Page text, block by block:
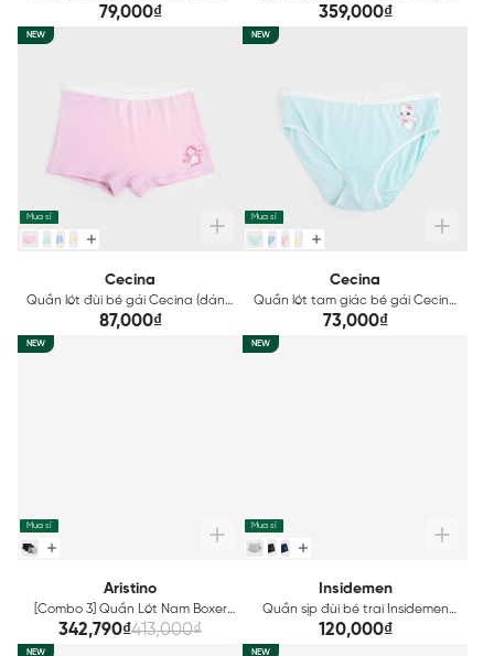
IBX500EDP01
79,000₫
CBY005EGP01
359,000₫
NEW
Mua sỉ
Cecina
Quần lót đùi bé gái Cecina (dáng
boxer) CGBX06M0H0
87,000₫
NEW
Mua sỉ
Cecina
Quần lót tam giác bé gái Cecina
(dáng bikini) CGBI06M0H0
73,000₫
NEW
Mua sỉ
Aristino
[Combo 3] Quần Lót Nam Boxer
Cotton Organic Aristino
ABX001EXP03
342,790₫413,000₫
NEW
Mua sỉ
Insidemen
Quần sịp đùi bé trai Insidemen
hình in cá tính (dáng boxer) IBBX02
120,000₫
NEW NEW